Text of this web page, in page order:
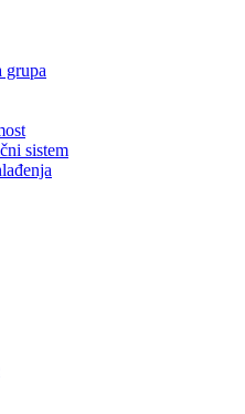
grupa
sistem